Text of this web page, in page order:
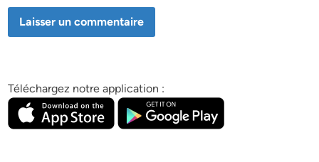
Téléchargez notre application :